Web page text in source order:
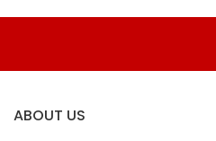
ABOUT US